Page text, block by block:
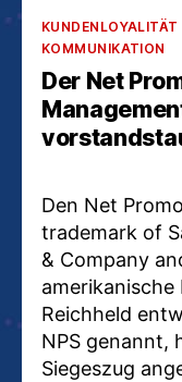
Kategorien
KUNDENLOYALITÄT
KOMMUNIKATION
Der Net
Den Net
trademark of
& Company
Reichheld
NPS genannt,
Siegeszug